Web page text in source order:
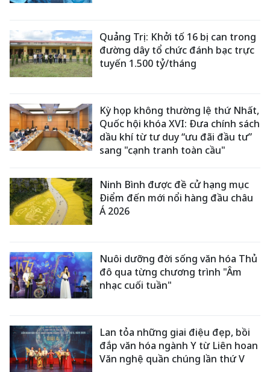
Quảng Trị: Khởi tố 16 bị can trong
đường dây tổ chức đánh bạc trực
tuyến 1.500 tỷ/tháng
Kỳ họp không thường lệ thứ Nhất,
Quốc hội khóa XVI: Đưa chính sách
dầu khí từ tư duy “ưu đãi đầu tư”
sang "cạnh tranh toàn cầu"
Ninh Bình được đề cử hạng mục
Điểm đến mới nổi hàng đầu châu
Á 2026
Nuôi dưỡng đời sống văn hóa Thủ
đô qua từng chương trình "Âm
nhạc cuối tuần"
Lan tỏa những giai điệu đẹp, bồi
đắp văn hóa ngành Y từ Liên hoan
Văn nghệ quần chúng lần thứ V